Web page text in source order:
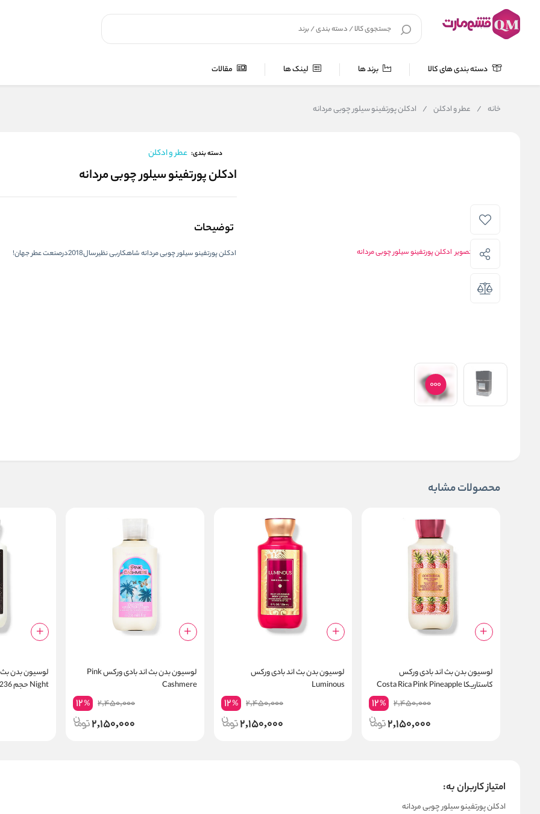
دسته بندی های کالا برند ها لینک ها مقالات
خانه / عطر و ادکلن / ادکلن پورتفینو سیلور چوبی مردانه
دسته بندی: عطر و ادکلن
ادکلن پورتفینو سیلور چوبی مردانه
توضیحات
ادکلن پورتفینو سیلور چوبی مردانه شاهکاربی نظیرسال2018درصنعت عطر جهان!
محصولات مشابه
لوسیون بدن بث اند بادی ورکس
کاستاریکا Costa Rica Pink Pineapple
2,450,000
12%
2,150,000
لوسیون بدن بث اند بادی ورکس
Luminous
2,450,000
12%
2,150,000
لوسیون بدن بث اند بادی ورکس Pink
Cashmere
2,450,000
12%
2,150,000
Night حجم 236 میلی لیتر
امتیاز کاربران به:
ادکلن پورتفینو سیلور چوبی مردانه